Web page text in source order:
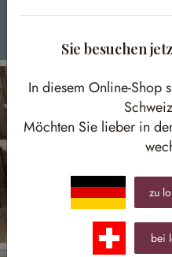
Sie besuchen
In diesem Online-Shop
Möchten Sie lieber in
zu
bei